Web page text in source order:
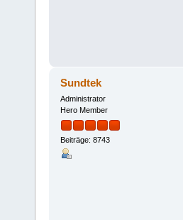
Sundtek
Administrator
Hero Member
Beiträge: 8743